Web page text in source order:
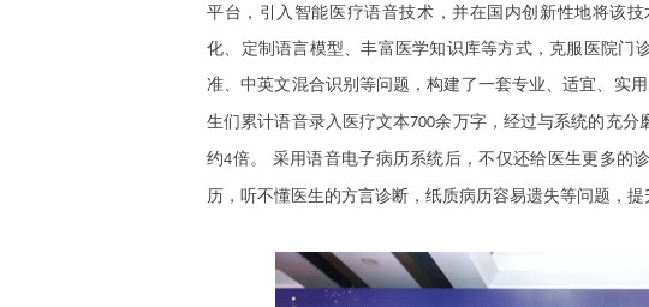
平台，引入智能医疗语音技术，并在国内创新性地将该
化、定制语言模型、丰富医学知识库等方式，克服医院门
准、中英文混合识别等问题，构建了一套专业、适宜、实
生们累计语音录入医疗文本700余万字，经过与系统的充分
约4倍。 采用语音电子病历系统后，不仅还给医生更多的
历，听不懂医生的方言诊断，纸质病历容易遗失等问题，提